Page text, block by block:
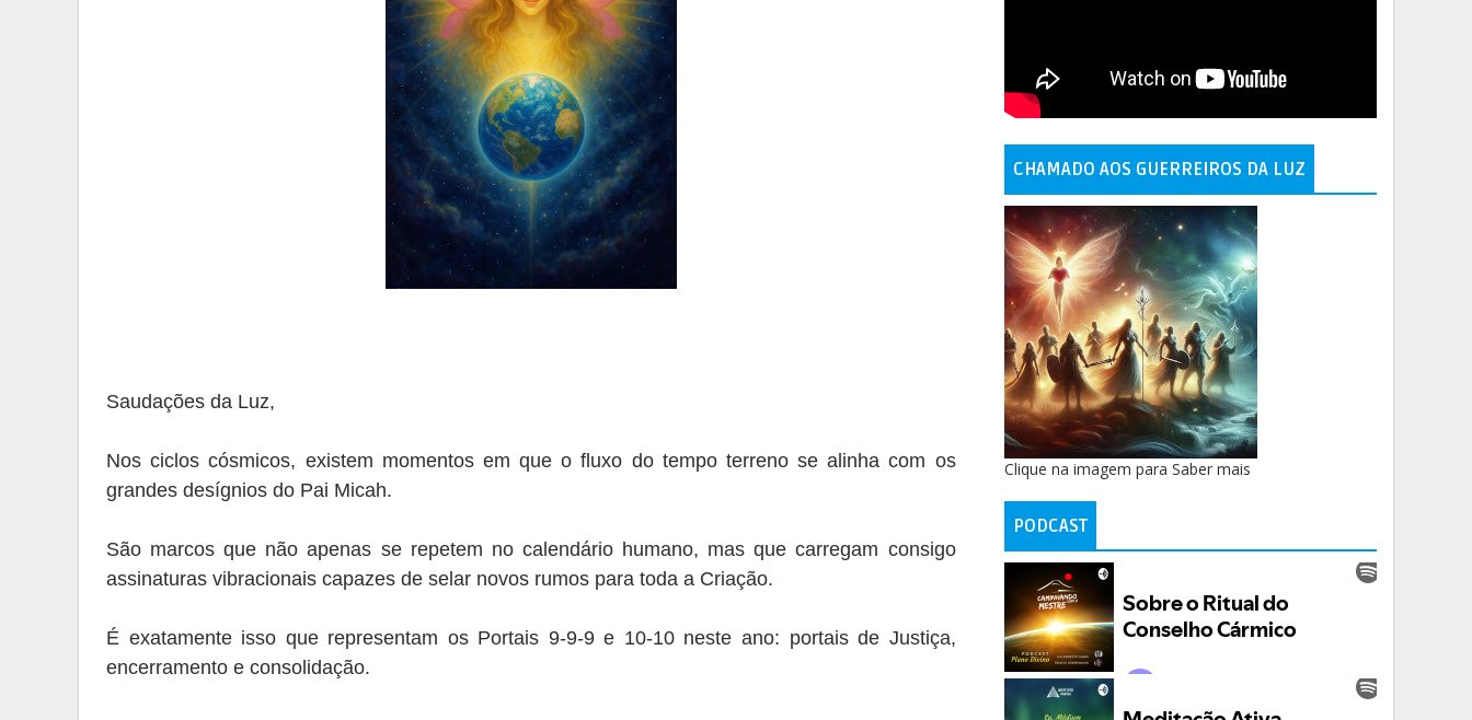
Saudações da Luz,
Nos ciclos cósmicos, existem momentos em que o fluxo do tempo terreno se alinha com os
grandes desígnios do Pai Micah.
São marcos que não apenas se repetem no calendário humano, mas que carregam consigo
assinaturas vibracionais capazes de selar novos rumos para toda a Criação.
É exatamente isso que representam os Portais 9-9-9 e 10-10 neste ano: portais de Justiça,
encerramento e consolidação.
CHAMADO AOS GUERREIROS DA LUZ
Clique na imagem para Saber mais
PODCAST